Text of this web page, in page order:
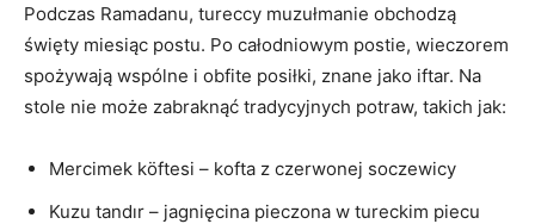
Podczas Ramadanu, tureccy ‌muzułmanie obchodzą ​
święty miesiąc ​postu. Po całodniowym ​postie, wieczorem
spożywają wspólne i obfite‌ posiłki,⁢ znane ⁤jako iftar. Na
stole nie może zabraknąć tradycyjnych potraw, takich jak:
Mercimek köftesi ​– kofta z czerwonej⁣ soczewicy
Kuzu‌ tandır – jagnięcina pieczona ​w ⁢tureckim piecu